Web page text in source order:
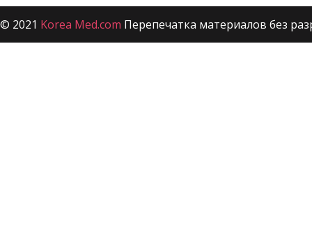
© 2021 Korea Med.com Перепечатка материалов без